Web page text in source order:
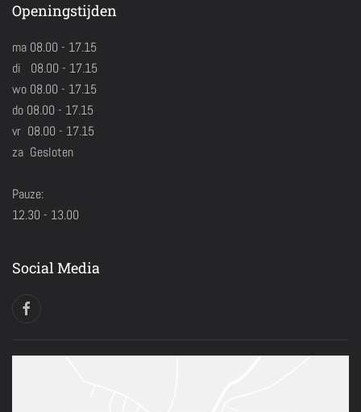
Openingstijden
ma 08.00 - 17.15
di 08.00 - 17.15
wo 08.00 - 17.15
do 08.00 - 17.15
vr 08.00 - 17.15
za Gesloten
Pauze:
12.30 - 13.00
Social Media